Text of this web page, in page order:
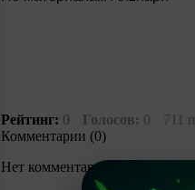
Рейтинг: 0 Голосов: 0
711
Комментарии (0)
Нет комментариев. Ваш будет